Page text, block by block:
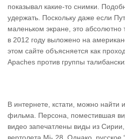
показывал какие-то снимки.
удержать. Поскольку даже если
маленьком экране, это абсолютно
в 2012 году выложено на
этом сайте объясняется как
Аpaches против группы
В интернете, кстати, можно найти
фильма. Персона, поместившая
видео запечатлены виды из